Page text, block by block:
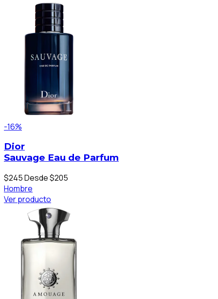
-16%
Dior
Sauvage Eau de Parfum
$245Desde $205
Hombre
Ver producto